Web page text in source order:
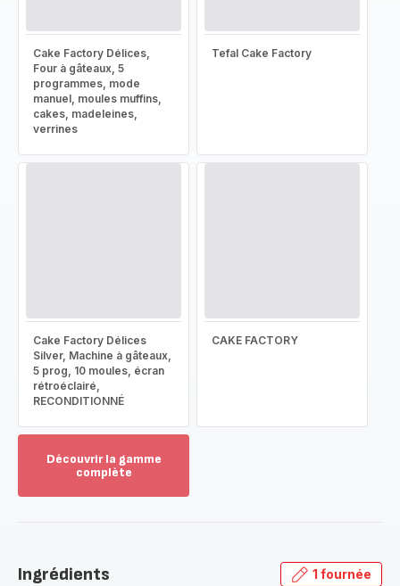
Cake Factory Délices,
Four à gâteaux, 5
programmes, mode
manuel, moules muffins,
cakes, madeleines,
verrines
Tefal Cake Factory
Cake Factory Délices
Silver, Machine à gâteaux,
5 prog, 10 moules, écran
rétroéclairé,
RECONDITIONNÉ
CAKE FACTORY
Découvrir la gamme
complète
gamme
Ingrédients 1 fournée